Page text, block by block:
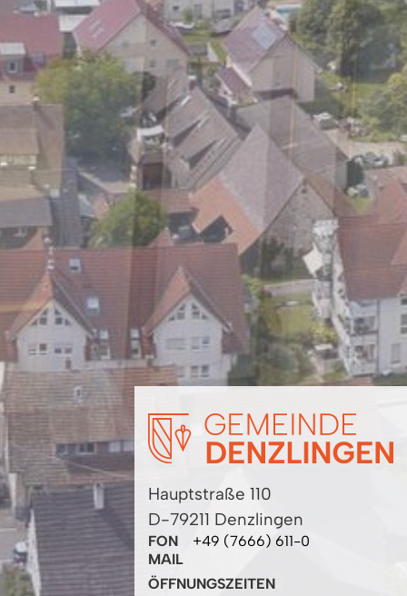
Hauptstraße 110
D-79211 Denzlingen
FON
+49 (7666) 611-0
MAIL
ÖFFNUNGSZEITEN